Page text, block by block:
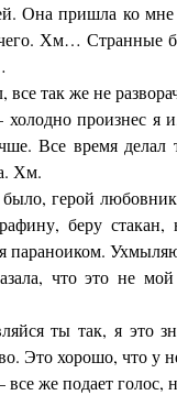
Она пришла ко
Хм… Странные
все так же не
произнес я
Все время
Хм.
герой
беру стакан,
параноиком.
что это не
ты так, я это
Это хорошо, что у
же подает голос,